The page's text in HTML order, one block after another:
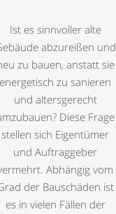
Ist es sinnvoller alte
abzureißen und
zu bauen, anstatt sie
energetisch zu sanieren
und altersgerecht
Diese Frage
stellen sich Eigentümer
und Auftraggeber
Abhängig vom
der Bauschäden ist
es in vielen Fällen der